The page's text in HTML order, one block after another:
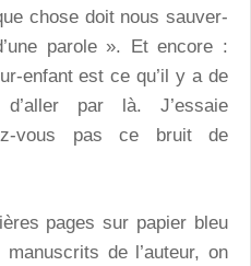
chose doit nous sauver-
parole ». Et encore :
enfant est ce qu’il y a de
par là. J’essaie
vous pas ce bruit de
pages sur papier bleu
de l’auteur, on